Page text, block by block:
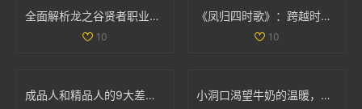
全面解析龙之谷贤者职业加点与武器选择策略
10
《凤归四时歌》：跨越时空的爱情传奇与古风魅力
10
成品人和精品人的9大差异解析，揭示更深层次的发展哲学 小洞口渴望牛奶的温暖，满足它的小心愿